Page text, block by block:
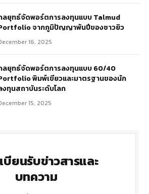
ลยุทธ์จัดพอร์ตการลงทุนแบบ Talmud
จากภูมิปัญญาพันปีของชาวยิว
16, 2025
ลยุทธ์จัดพอร์ตการลงทุนแบบ 60/40
พิมพ์เขียวและมาตรฐานของนัก
งทุนสถาบันระดับโลก
15, 2025
บียนรับข่าวสารและ
บทความ